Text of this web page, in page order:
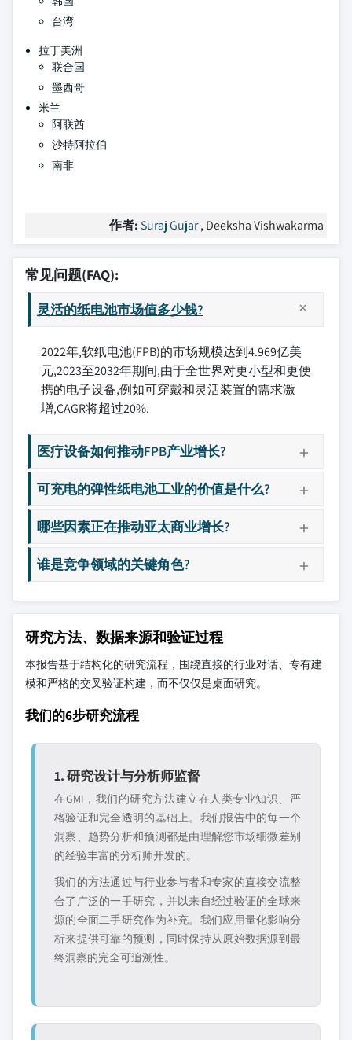
台湾
拉丁美洲
联合国
墨西哥
米兰
阿联酋
沙特阿拉伯
南非
作者: Suraj Gujar, Deeksha Vishwakarma
常见问题(FAQ):
灵活的纸电池市场值多少钱?
2022年,软纸电池(FPB)的市场规模达到4.969亿美
元,2023至2032年期间,由于全世界对更小型和更便
携的电子设备,例如可穿戴和灵活装置的需求激
增,CAGR将超过20%.
医疗设备如何推动FPB产业增长?
可充电的弹性纸电池工业的价值是什么?
哪些因素正在推动亚太商业增长?
谁是竞争领域的关键角色?
研究方法、数据来源和验证过程
本报告基于结构化的研究流程，围绕直接的行业对话、专有建
模和严格的交叉验证构建，而不仅仅是桌面研究。
我们的6步研究流程
1. 研究设计与分析师监督
在GMI，我们的研究方法建立在人类专业知识、严
格验证和完全透明的基础上。我们报告中的每一个
洞察、趋势分析和预测都是由理解您市场细微差别
的经验丰富的分析师开发的。
我们的方法通过与行业参与者和专家的直接交流整
合了广泛的一手研究，并以来自经过验证的全球来
源的全面二手研究作为补充。我们应用量化影响分
析来提供可靠的预测，同时保持从原始数据源到最
终洞察的完全可追溯性。